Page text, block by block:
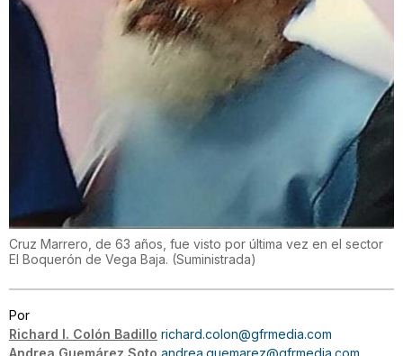
Cruz Marrero, de 63 años, fue visto por última vez en el sector
El Boquerón de Vega Baja. (Suministrada)
Por
Richard I. Colón Badillo richard.colon@gfrmedia.com
Andrea Guemárez Soto andrea.guemarez@gfrmedia.com